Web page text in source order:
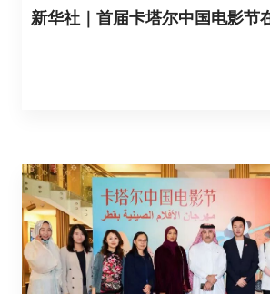
新华社｜首届卡塔尔中国电影节